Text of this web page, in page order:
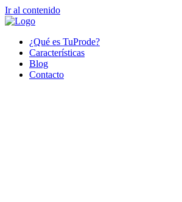
Ir al contenido
¿Qué es TuProde?
Características
Blog
Contacto